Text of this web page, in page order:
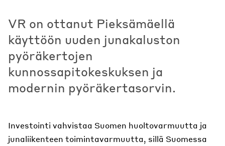
VR on ottanut Pieksämäellä
käyttöön uuden junakaluston
pyöräkertojen
kunnossapitokeskuksen ja
modernin pyöräkertasorvin.
Investointi vahvistaa Suomen huoltovarmuutta ja
junaliikenteen toimintavarmuutta, sillä Suomessa